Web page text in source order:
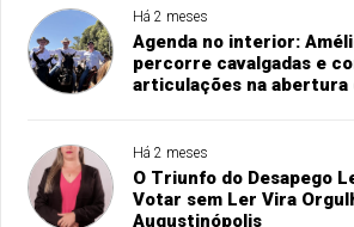
Há 2 meses
Agenda no interior:
percorre cavalgadas e
articulações na abertura
Há 2 meses
O Triunfo do Desapego
Votar sem Ler Vira
Augustinópolis